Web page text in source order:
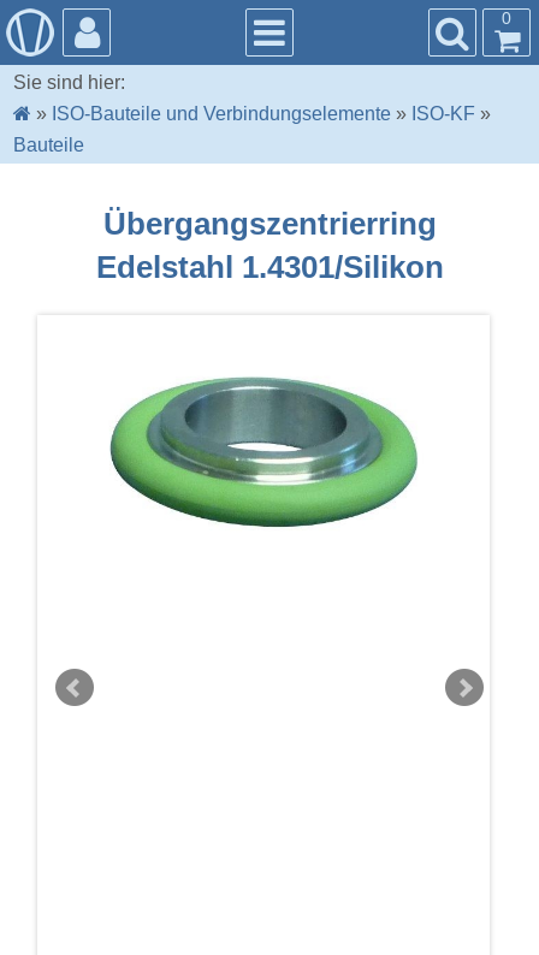
0
Sie sind hier:
» ISO-Bauteile und Verbindungselemente » ISO-KF »
Bauteile
Übergangszentrierring
Edelstahl 1.4301/Silikon